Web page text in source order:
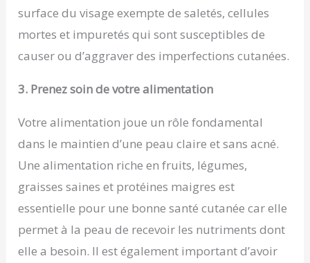
surface du visage exempte de saletés, cellules
mortes et impuretés qui sont susceptibles de
causer ou d’aggraver des imperfections cutanées.
3. Prenez soin de votre alimentation
Votre alimentation joue un rôle fondamental
dans le maintien d’une peau claire et sans acné.
Une alimentation riche en fruits, légumes,
graisses saines et protéines maigres est
essentielle pour une bonne santé cutanée car elle
permet à la peau de recevoir les nutriments dont
elle a besoin. Il est également important d’avoir